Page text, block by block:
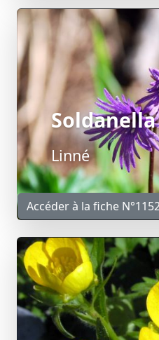
Linné
Accéder à la fiche